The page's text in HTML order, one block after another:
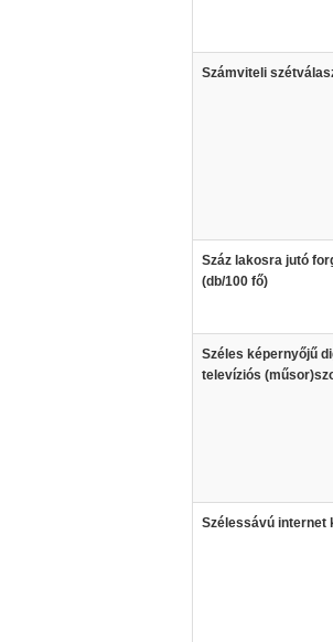
Számviteli
Száz lakosra jutó
(db/100 fő)
Széles képernyőjű
televíziós
Szélessávú internet